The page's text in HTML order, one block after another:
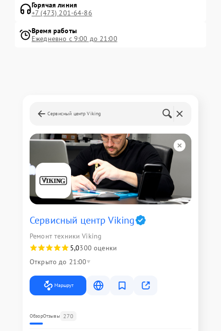
Горячая линия
+7 (473) 201-64-86
Время работы
Ежедневно с 9:00 до 21:00
Сервисный центр Viking
Сервисный центр Viking
Ремонт техники Viking
5,0300 оценки
Открыто до 21:00
Маршрут
ОбзорОтзывы 270